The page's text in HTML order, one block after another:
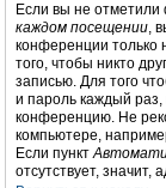
Если вы не
каждом посещении,
конференции только
того, чтобы никто
записью. Для того
и пароль каждый
конференцию. Не
компьютере,
Если пункт
отсутствует,